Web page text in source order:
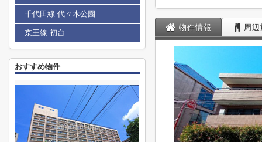
物件情報 周
千代田線 代々木公園
京王線 初台
おすすめ物件